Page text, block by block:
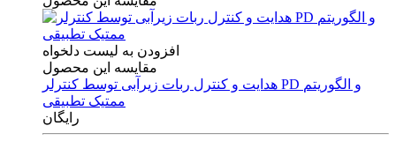
افزودن به لیست دلخواه
مقایسه این محصول
هدایت و کنترل ربات زیرآبی توسط کنترلر PD و الگوریتم
ممتیک تطبیقی
رایگان